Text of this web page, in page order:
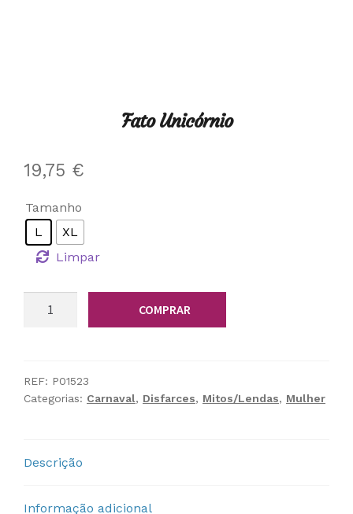
Fato Unicórnio
19,75 €
Tamanho
L
XL
Limpar
COMPRAR
REF: P01523
Categorias: Carnaval, Disfarces, Mitos/Lendas, Mulher
Descrição
Informação adicional